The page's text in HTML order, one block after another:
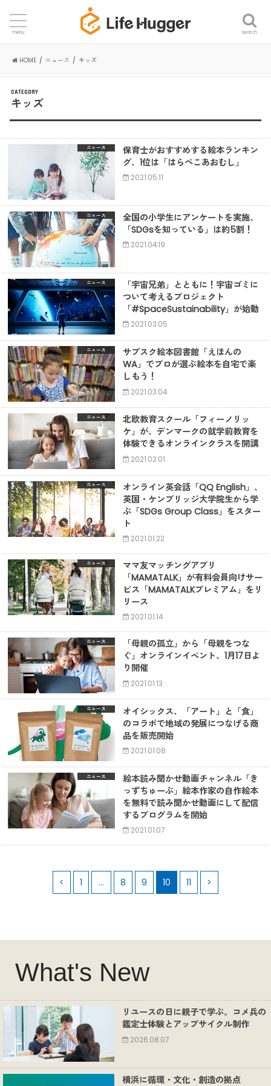
search
menu
HOME ニュース キッズ
CATEGORY
キッズ
ニュース
保育士がおすすめする絵本ランキン
グ、1位は「はらぺこあおむし」
2021.05.11
ニュース
全国の小学生にアンケートを実施、
「SDGsを知っている」は約5割！
2021.04.19
ニュース
「宇宙兄弟」とともに！宇宙ゴミに
ついて考えるプロジェクト
「#SpaceSustainability」が始動
2021.03.05
ニュース
サブスク絵本図書館「えほんの
WA」でプロが選ぶ絵本を自宅で楽
しもう！
2021.03.04
ニュース
北欧教育スクール「フィーノリッ
ケ」が、デンマークの就学前教育を
体験できるオンラインクラスを開講
2021.02.01
ニュース
オンライン英会話「QQ English」、
英国・ケンブリッジ大学院生から学
ぶ「SDGs Group Class」をスター
ト
2021.01.22
ニュース
ママ友マッチングアプリ
「MAMATALK」が有料会員向けサー
ビス「MAMATALKプレミアム」をリ
リース
2021.01.14
ニュース
「母親の孤立」から「母親をつな
ぐ」オンラインイベント、1月17日よ
り開催
2021.01.13
ニュース
オイシックス、「アート」と「食」
のコラボで地域の発展につなげる商
品を販売開始
2021.01.08
ニュース
絵本読み聞かせ動画チャンネル「き
っずちゅーぶ」絵本作家の自作絵本
を無料で読み聞かせ動画にして配信
するプログラムを開始
2021.01.07
< 1 … 8 9 10 11 >
What's New
リユースの日に親子で学ぶ。コメ兵の
鑑定士体験とアップサイクル制作
2026.08.07
横浜に循環・文化・創造の拠点